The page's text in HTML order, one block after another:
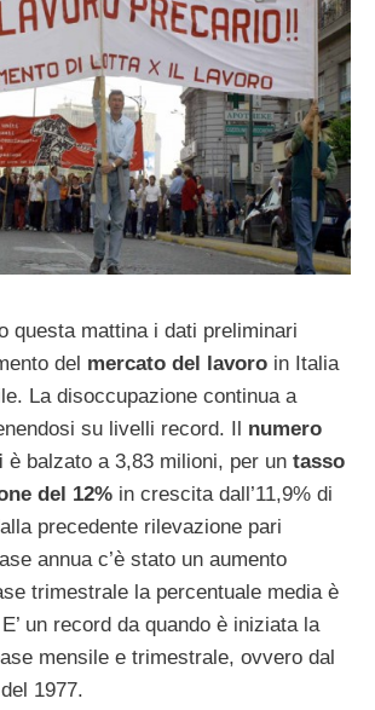
questa mattina i dati preliminari
del mercato del lavoro in Italia
La disoccupazione continua a
su livelli record. Il numero
è balzato a 3,83 milioni, per un tasso
del 12% in crescita dall’11,9% di
precedente rilevazione pari
annua c’è stato un aumento
trimestrale la percentuale media è
un record da quando è iniziata la
mensile e trimestrale, ovvero dal
1977.